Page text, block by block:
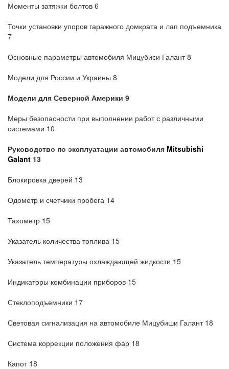
Моменты затяжки болтов 6
Точки установки упоров гаражного домкрата и лап подъемника
7
Основные параметры автомобиля Мицубиси Галант 8
Модели для России и Украины 8
Модели для Северной Америки 9
Меры безопасности при выполнении работ с различными
системами 10
Руководство по эксплуатации автомобиля Mitsubishi
Galant 13
Блокировка дверей 13
Одометр и счетчики пробега 14
Тахометр 15
Указатель количества топлива 15
Указатель температуры охлаждающей жидкости 15
Индикаторы комбинации приборов 15
Стеклоподъемники 17
Световая сигнализация на автомобиле Мицубиши Галант 18
Система коррекции положения фар 18
Капот 18